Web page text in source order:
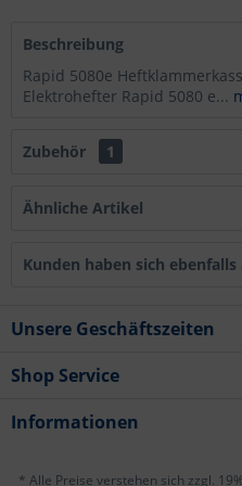
Beschreibung
Rapid 5080e
Elektrohefter Rapid 5080 e...
Zubehör 1
Ähnliche Artikel
Kunden haben sich ebenfalls
Unsere Geschäftszeiten
Shop Service
Informationen
* Alle Preise verstehen sich zzgl.